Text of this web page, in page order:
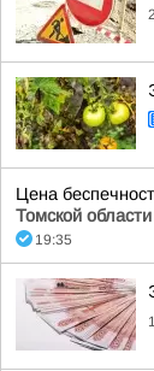
Цена
Томской области
19:35